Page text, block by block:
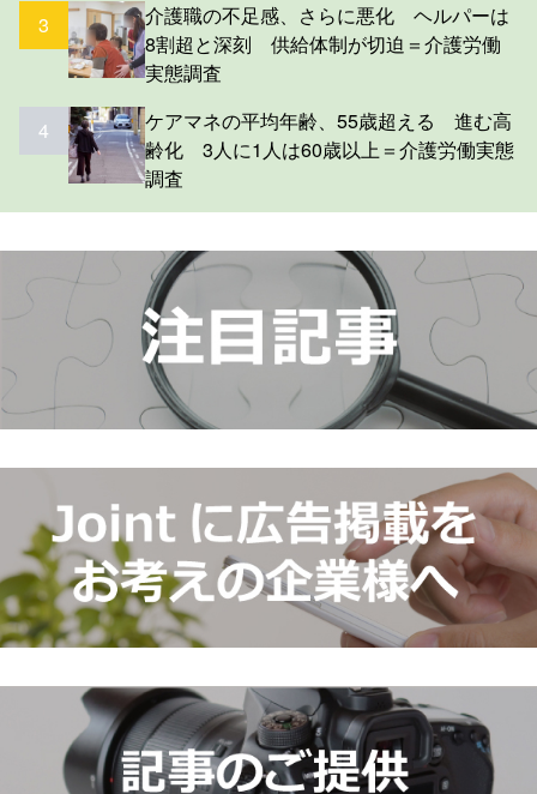
3
介護職の不足感、さらに悪化 ヘルパーは
8割超と深刻 供給体制が切迫＝介護労働
実態調査
4
ケアマネの平均年齢、55歳超える 進む高
齢化 3人に1人は60歳以上＝介護労働実態
調査